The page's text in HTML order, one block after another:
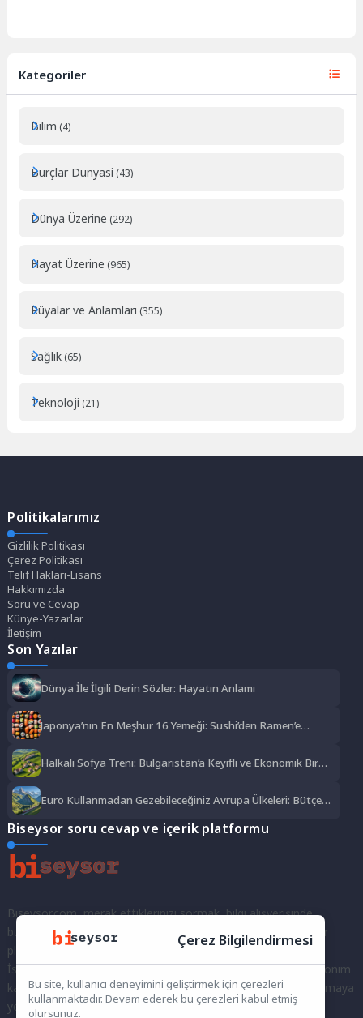
Kategoriler
Bilim (4)
Burçlar Dunyasi (43)
Dünya Üzerine (292)
Hayat Üzerine (965)
Rüyalar ve Anlamları (355)
Sağlık (65)
Teknoloji (21)
Politikalarımız
Gizlilik Politikası
Çerez Politikası
Telif Hakları-Lisans
Hakkımızda
Soru ve Cevap
Künye-Yazarlar
İletişim
Son Yazılar
Dünya İle İlgili Derin Sözler: Hayatın Anlamı
Japonya’nın En Meşhur 16 Yemeği: Sushi’den Ramen’e
Halkalı Sofya Treni: Bulgaristan’a Keyifli ve Ekonomik Bir
Euro Kullanmadan Gezebileceğiniz Avrupa Ülkeleri: Bütçe
Biseysor soru cevap ve içerik platformu
Biseysor.com, merak ettiklerinizi sormak, bilgi alışverişinde
bulunmak ve fikirlerinizi paylaşmak için bir araya geldiğimiz bir
platformdur.
İster kayıtlı bir kullanıcı olarak topluluğumuza katılın, ister anonim
kalarak sorularınızı yöneltin; burada her türlü soruya ve tartışmaya
yer var. Bilgiyi keşfetmek ve paylaşmak için bize katılın!
Çerez Bilgilendirmesi
Bu site, kullanıcı deneyimini geliştirmek için çerezleri
kullanmaktadır. Devam ederek bu çerezleri kabul etmiş
olursunuz.